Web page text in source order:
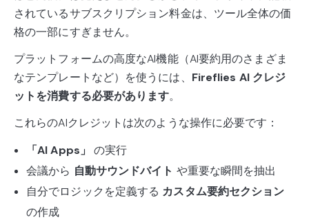
されているサブスクリプション料金は、ツール全体の価
格の一部にすぎません。
プラットフォームの高度なAI機能（AI要約用のさまざま
なテンプレートなど）を使うには、 Fireflies AI クレジ
ットを消費する必要があります。
これらのAIクレジットは次のような操作に必要です：
「AI Apps」
の実行
会議から 自動サウンドバイト や重要な瞬間を抽出
自分でロジックを定義する カスタム要約セクション
の作成